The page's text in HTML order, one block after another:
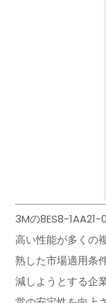
3Mの8ES8-
高い性能が多くの
熟した市場適用条
減しようとする企